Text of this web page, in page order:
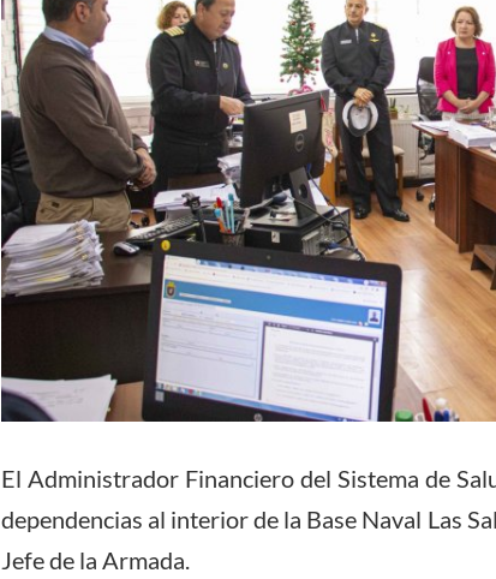
El Administrador Financiero del Sistema de
dependencias al interior de la Base Naval Las
Jefe de la Armada.